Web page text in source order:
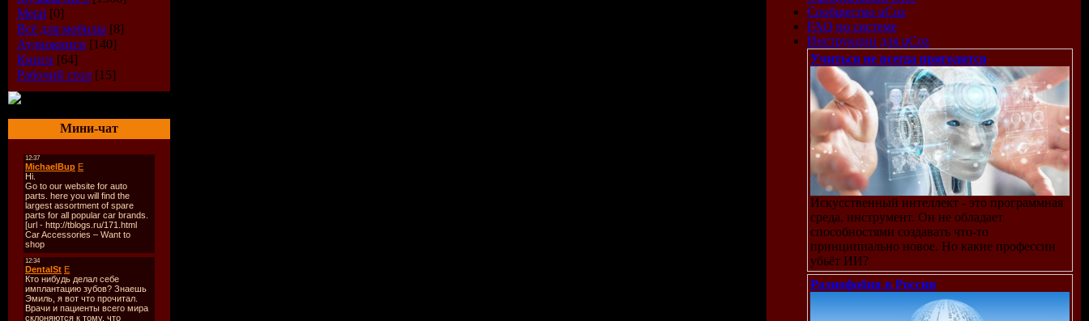
Metal [0]
Всё для мобилы [8]
Аудиокниги [140]
Книги [64]
Рабочий стол [15]
Мини-чат
Сообщество uCoz
FAQ по системе
Инструкции для uCoz
Учиться не всегда пригодится
Искусственный интеллект - это программная
среда, инструмент. Он не обладает
способностями создавать что-то
принципиально новое. Но какие профессии
убьёт ИИ?
Радиофобия в России